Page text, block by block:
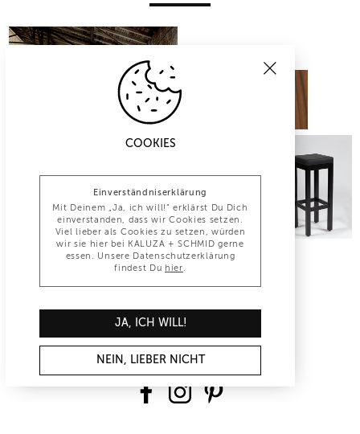
INFO@KALUZA-SCHMID.DE
+49 (0)30 847 1277 0
COOKIES
Einverständniserklärung
Mit Deinem „Ja, ich will!“ erklärst Du Dich
einverstanden, dass wir Cookies setzen.
Viel lieber als Cookies zu setzen, würden
wir sie hier bei KALUZA + SCHMID gerne
essen. Unsere Datenschutzerklärung
findest Du hier
JA, ICH WILL!
NEIN, LIEBER NICHT